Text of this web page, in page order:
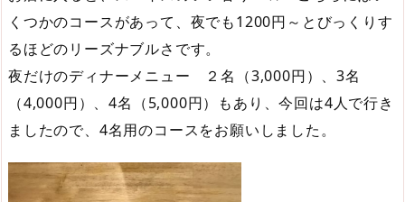
くつかのコースがあって、夜でも1200円～とびっくりす
るほどのリーズナブルさです。
夜だけのディナーメニュー ２名（3,000円）、3名
（4,000円）、4名（5,000円）もあり、今回は4人で行き
ましたので、4名用のコースをお願いしました。